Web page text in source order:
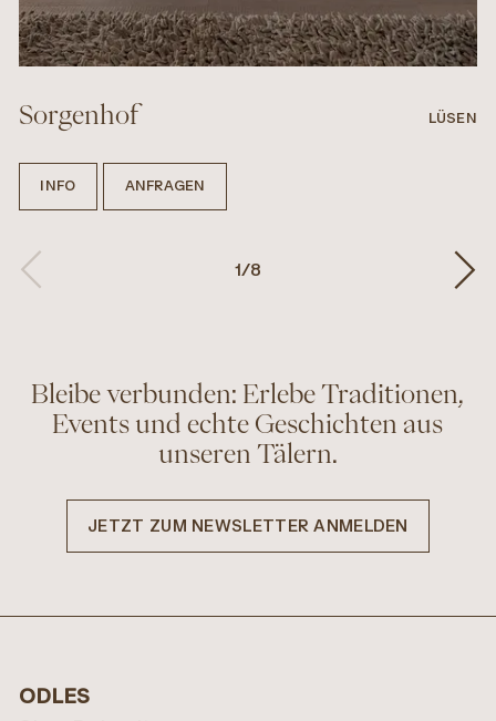
Sorgenhof LÜSEN
INFO ANFRAGEN
1/8
Bleibe verbunden: Erlebe Traditionen,
Events und echte Geschichten aus
unseren Tälern.
JETZT ZUM NEWSLETTER ANMELDEN
ODLES